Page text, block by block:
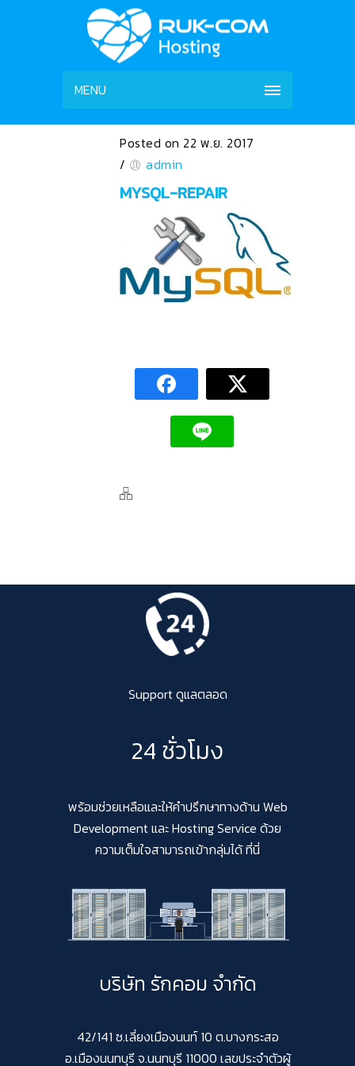
MENU
Posted on 22 พ.ย. 2017
/
admin
MYSQL-REPAIR
Support ดูแลตลอด
24 ชั่วโมง
พร้อมช่วยเหลือและให้คำปรึกษาทางด้าน Web
Development และ Hosting Service ด้วย
ความเต็มใจสามารถเข้ากลุ่มได้ ที่นี่
บริษัท รักคอม จำกัด
42/141 ซ.เลี่ยงเมืองนนท์ 10 ต.บางกระสอ
อ.เมืองนนทบุรี จ.นนทบุรี 11000 เลขประจำตัวผู้